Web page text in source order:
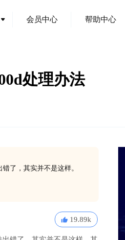
会员中心 帮助中心
处理办法
了，其实并不是这样。
19.89k